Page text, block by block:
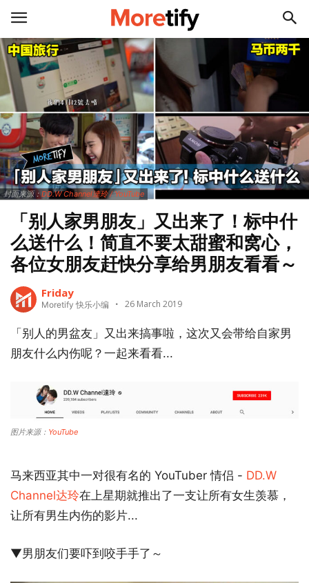
封面来源：DD.W Channel達玲 / YouTube
「别人家男朋友」又出来了！标中什
么送什么！简直不要太甜蜜和窝心，
各位女朋友赶快分享给男朋友看看～
Friday
Moretify 快乐小编 26 March 2019
「别人的男盆友」又出来搞事啦，这次又会带给自家男
朋友什么内伤呢？一起来看看...
图片来源： YouTube
马来西亚其中一对很有名的 YouTuber 情侣 - DD.W
Channel达玲在上星期就推出了一支让所有女生羡慕，
让所有男生内伤的影片...
▼男朋友们要吓到咬手手了～